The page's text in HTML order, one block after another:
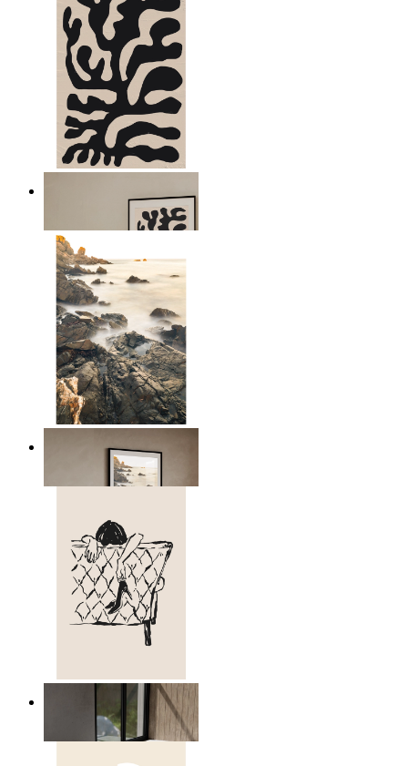
Scandinavian Seascape
Relaxed Figure Line Art
14,95 €